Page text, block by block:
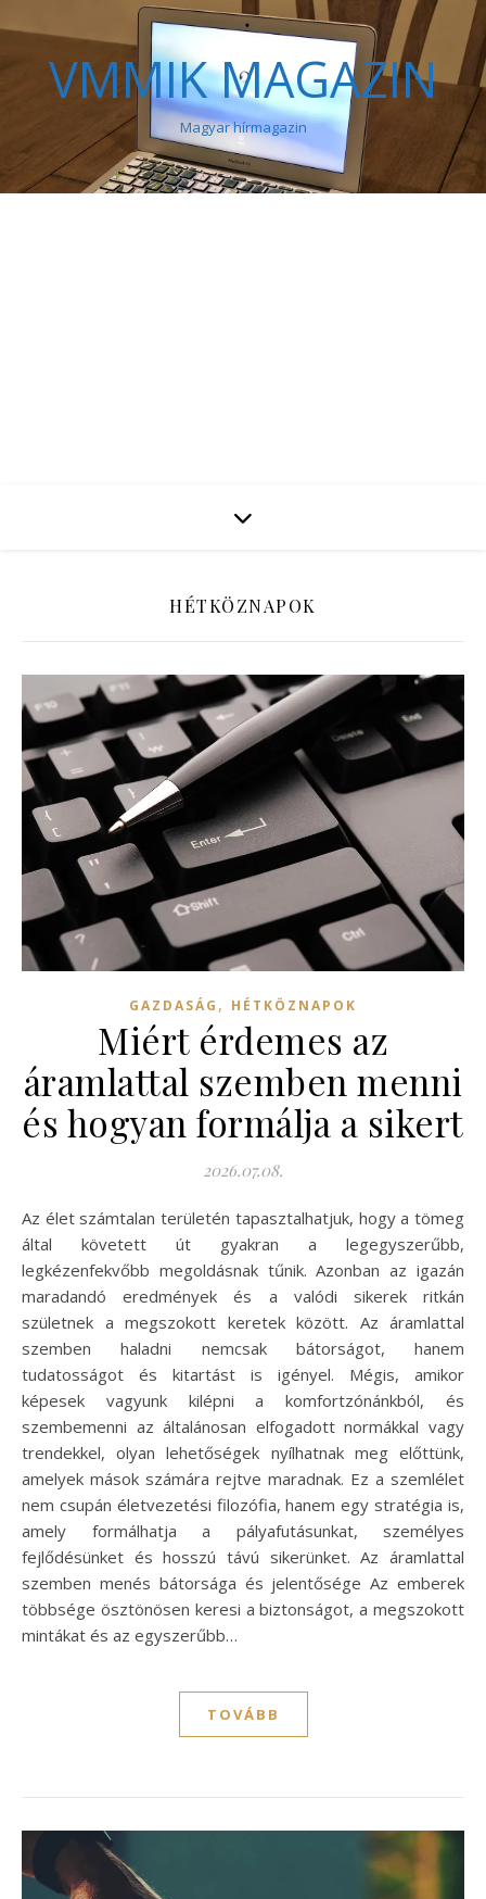
VMMIK MAGAZIN
Magyar hírmagazin
HÉTKÖZNAPOK
GAZDASÁG , HÉTKÖZNAPOK
Miért érdemes az
áramlattal szemben menni
és hogyan formálja a sikert
2026.07.08.
Az élet számtalan területén tapasztalhatjuk, hogy a tömeg
által követett út gyakran a legegyszerűbb,
legkézenfekvőbb megoldásnak tűnik. Azonban az igazán
maradandó eredmények és a valódi sikerek ritkán
születnek a megszokott keretek között. Az áramlattal
szemben haladni nemcsak bátorságot, hanem
tudatosságot és kitartást is igényel. Mégis, amikor
képesek vagyunk kilépni a komfortzónánkból, és
szembemenni az általánosan elfogadott normákkal vagy
trendekkel, olyan lehetőségek nyílhatnak meg előttünk,
amelyek mások számára rejtve maradnak. Ez a szemlélet
nem csupán életvezetési filozófia, hanem egy stratégia is,
amely formálhatja a pályafutásunkat, személyes
fejlődésünket és hosszú távú sikerünket. Az áramlattal
szemben menés bátorsága és jelentősége Az emberek
többsége ösztönösen keresi a biztonságot, a megszokott
mintákat és az egyszerűbb…
TOVÁBB